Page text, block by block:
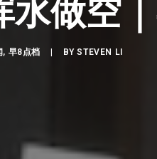
做空
, 早8点档 BYSTEVEN LI